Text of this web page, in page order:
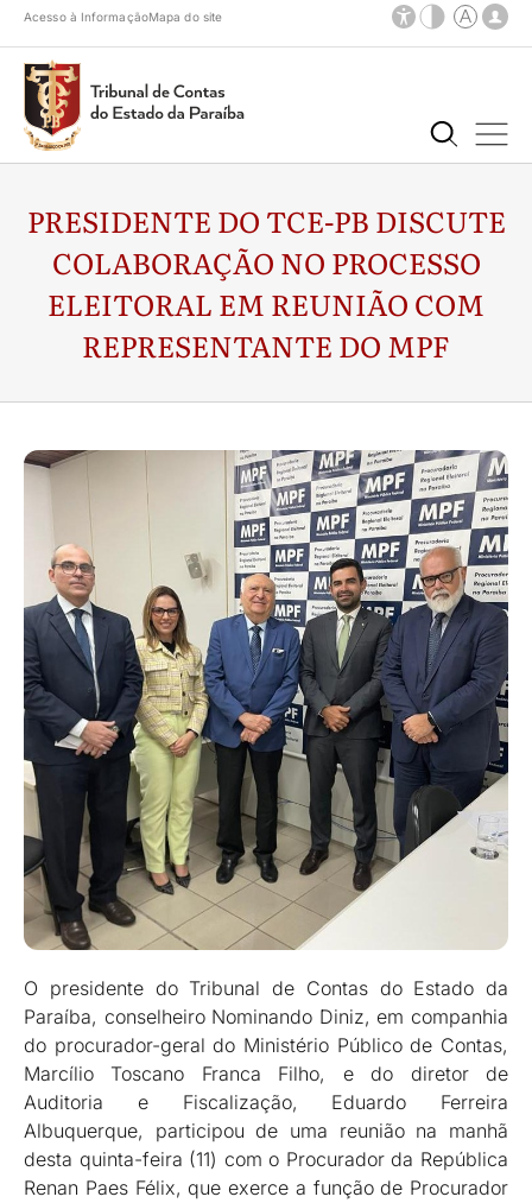
Acesso à InformaçãoMapa do site
PRESIDENTE DO TCE-PB DISCUTE
COLABORAÇÃO NO PROCESSO
ELEITORAL EM REUNIÃO COM
REPRESENTANTE DO MPF
O presidente do Tribunal de Contas do Estado da
Paraíba, conselheiro Nominando Diniz, em companhia
do procurador-geral do Ministério Público de Contas,
Marcílio Toscano Franca Filho, e do diretor de
Auditoria e Fiscalização, Eduardo Ferreira
Albuquerque, participou de uma reunião na manhã
desta quinta-feira (11) com o Procurador da República
Renan Paes Félix, que exerce a função de Procurador